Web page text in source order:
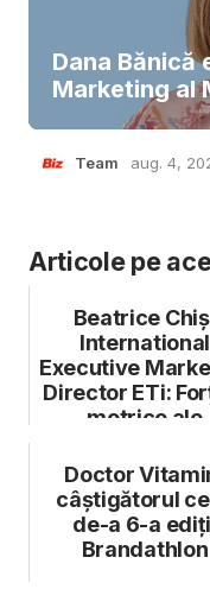
Dana Bănică
Marketing al
Team aug. 4,
Articole pe
Beatrice
International
Executive
Director ETi:
motrice ale
Doctor
câștigătorul
de-a 6-a
Brandathlon